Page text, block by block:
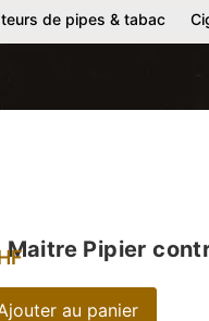
de pipes & tabac
Maitre Pipier
au panier